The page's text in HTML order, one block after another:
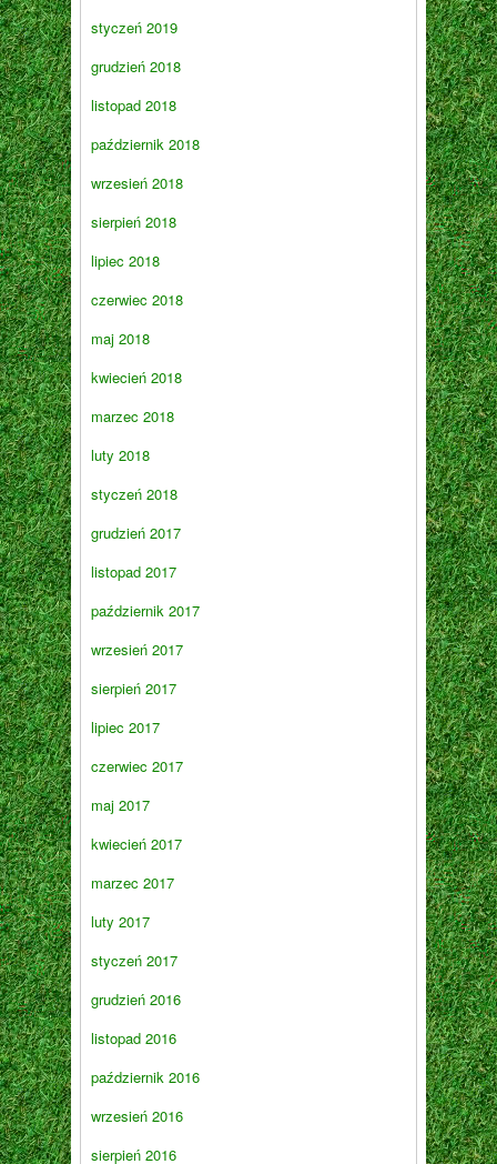
styczeń 2019
grudzień 2018
listopad 2018
październik 2018
wrzesień 2018
sierpień 2018
lipiec 2018
czerwiec 2018
maj 2018
kwiecień 2018
marzec 2018
luty 2018
styczeń 2018
grudzień 2017
listopad 2017
październik 2017
wrzesień 2017
sierpień 2017
lipiec 2017
czerwiec 2017
maj 2017
kwiecień 2017
marzec 2017
luty 2017
styczeń 2017
grudzień 2016
listopad 2016
październik 2016
wrzesień 2016
sierpień 2016